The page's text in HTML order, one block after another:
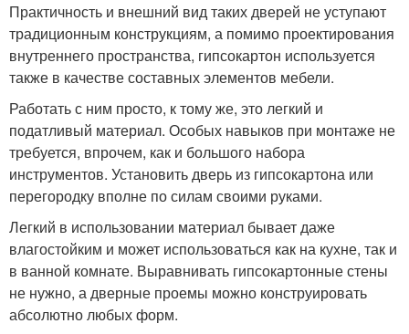
Практичность и внешний вид таких дверей не уступают
традиционным конструкциям, а помимо проектирования
внутреннего пространства, гипсокартон используется
также в качестве составных элементов мебели.
Работать с ним просто, к тому же, это легкий и
податливый материал. Особых навыков при монтаже не
требуется, впрочем, как и большого набора
инструментов. Установить дверь из гипсокартона или
перегородку вполне по силам своими руками.
Легкий в использовании материал бывает даже
влагостойким и может использоваться как на кухне, так и
в ванной комнате. Выравнивать гипсокартонные стены
не нужно, а дверные проемы можно конструировать
абсолютно любых форм.